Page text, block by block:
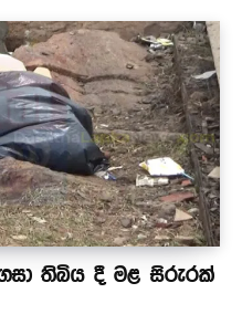
තිබිය දී මළ සිරුරක්